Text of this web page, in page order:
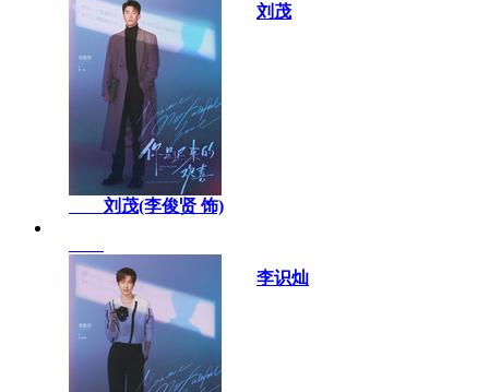
刘茂(李俊贤 饰)
刘茂
李识灿